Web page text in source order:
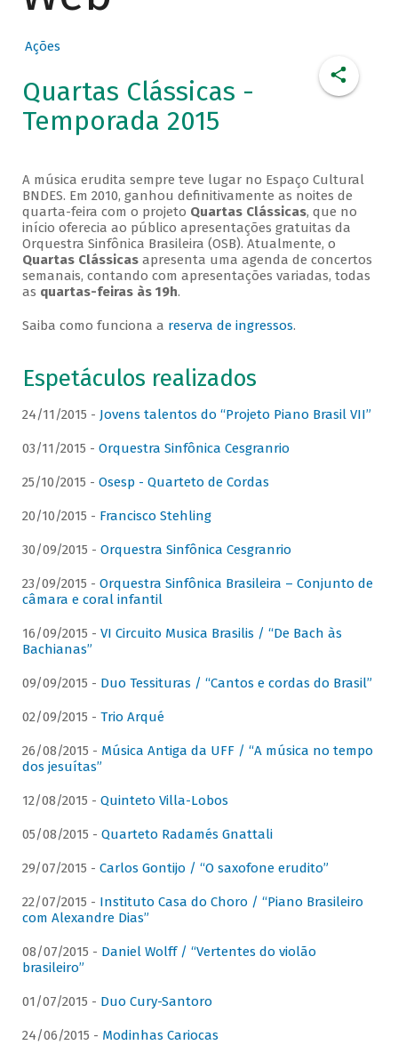
Ações
Quartas Clássicas -
Temporada 2015
A música erudita sempre teve lugar no Espaço Cultural
BNDES. Em 2010, ganhou definitivamente as noites de
quarta-feira com o projeto Quartas Clássicas, que no
início oferecia ao público apresentações gratuitas da
Orquestra Sinfônica Brasileira (OSB). Atualmente, o
Quartas Clássicasapresenta uma agenda de concertos
semanais, contando com apresentações variadas, todas
as quartas-feiras às 19h.
Saiba como funciona a reserva de ingressos.
Espetáculos realizados
24/11/2015 - Jovens talentos do “Projeto Piano Brasil VII”
03/11/2015 - Orquestra Sinfônica Cesgranrio
25/10/2015 - Osesp - Quarteto de Cordas
20/10/2015 - Francisco Stehling
30/09/2015 - Orquestra Sinfônica Cesgranrio
23/09/2015 - Orquestra Sinfônica Brasileira – Conjunto de
câmara e coral infantil
16/09/2015 - VI Circuito Musica Brasilis / “De Bach às
Bachianas”
09/09/2015 - Duo Tessituras / “Cantos e cordas do Brasil”
02/09/2015 - Trio Arqué
26/08/2015 - Música Antiga da UFF / “A música no tempo
dos jesuítas”
12/08/2015 - Quinteto Villa-Lobos
05/08/2015 - Quarteto Radamés Gnattali
29/07/2015 - Carlos Gontijo / “O saxofone erudito”
22/07/2015 - Instituto Casa do Choro / “Piano Brasileiro
com Alexandre Dias”
08/07/2015 - Daniel Wolff / “Vertentes do violão
brasileiro”
01/07/2015 - Duo Cury-Santoro
24/06/2015 - Modinhas Cariocas